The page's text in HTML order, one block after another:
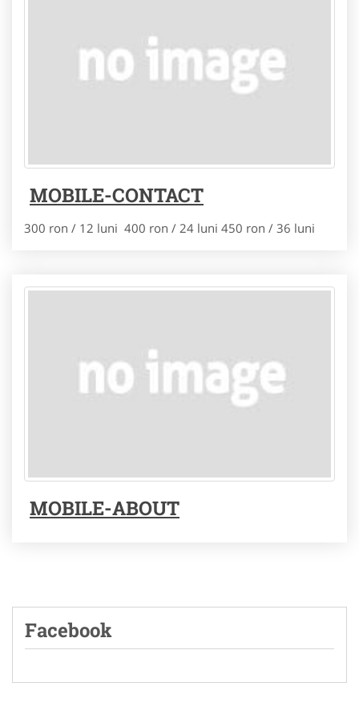
MOBILE-CONTACT
300 ron / 12 luni 400 ron / 24 luni 450 ron / 36 luni
MOBILE-ABOUT
Facebook